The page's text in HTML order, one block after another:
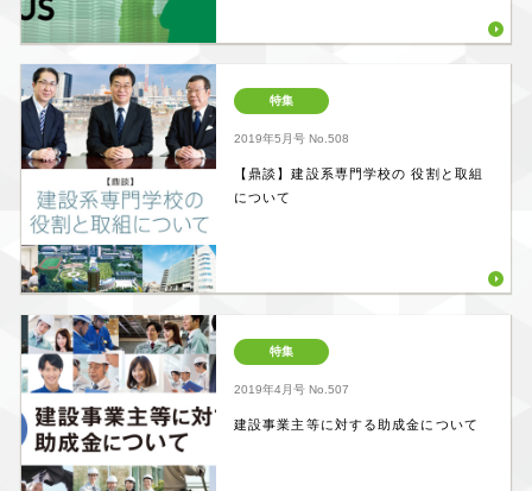
特集
2019年5月号No.508
【鼎談】建設系専門学校の 役割と取組
について
特集
2019年4月号No.507
建設事業主等に対する助成金について